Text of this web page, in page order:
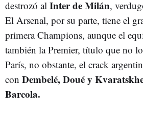
destrozó al Inter de Milán,
El Arsenal, por su parte, tiene el
primera Champions, aunque el
también la Premier, título que no
París, no obstante, el crack
con Dembelé, Doué y
Barcola.